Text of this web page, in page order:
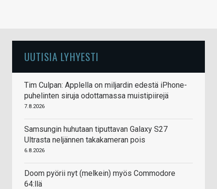
UUTISIA LYHYESTI
Tim Culpan: Applella on miljardin edestä iPhone-
puhelinten siruja odottamassa muistipiirejä
7.8.2026
Samsungin huhutaan tiputtavan Galaxy S27
Ultrasta neljännen takakameran pois
6.8.2026
Doom pyörii nyt (melkein) myös Commodore
64:llä